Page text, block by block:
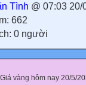
Tình @ 07:03 20/
662
0 người
Giá vàng hôm nay 20/5/